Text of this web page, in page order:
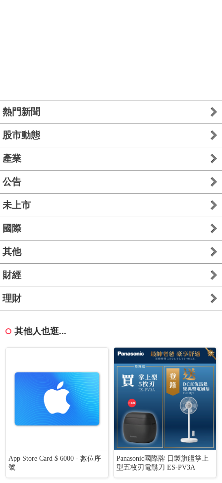
熱門新聞
股市動態
產業
公告
未上市
國際
其他
財經
理財
其他人也逛...
App Store Card $ 6000 - 數位序
號
Panasonic國際牌 日製旗艦掌上
型五枚刃電鬍刀 ES-PV3A